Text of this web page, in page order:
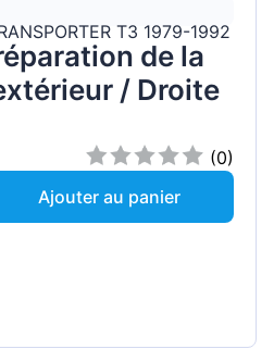
T3 1979-1992
de la
/ Droite
(0)
Ajouter au panier